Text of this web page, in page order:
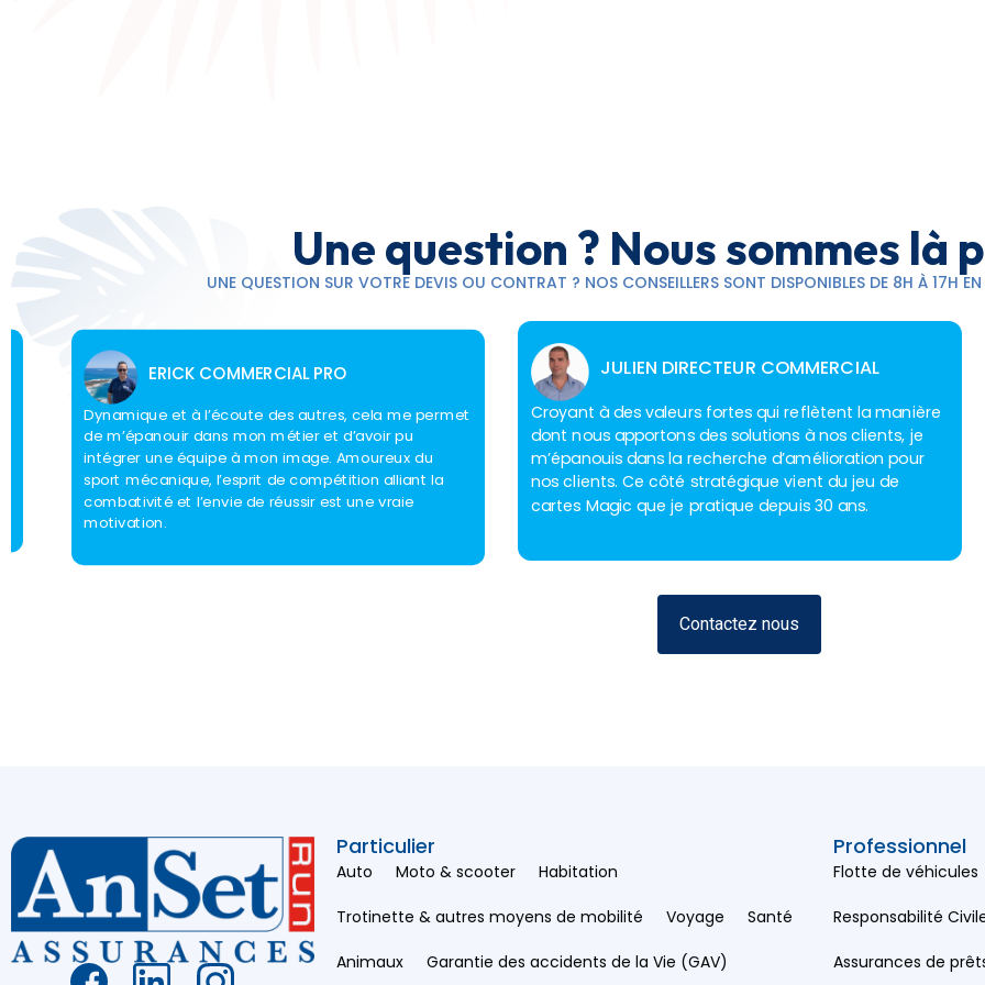
Une question ? Nous sommes là
UNE QUESTION SUR VOTRE DEVIS OU CONTRAT ? NOS CONSEILLERS SONT DISPONIBLES DE 8H À 17H
ERICK COMMERCIAL PRO
Dynamique et à l’écoute des autres, cela me permet
de m’épanouir dans mon métier et d’avoir pu
intégrer une équipe à mon image. Amoureux du
sport mécanique, l’esprit de compétition alliant la
combativité et l’envie de réussir est une vraie
motivation.
JULIEN DIRECTEUR COMMERCIAL
Croyant à des valeurs fortes qui reflètent la manière
dont nous apportons des solutions à nos clients, je
m’épanouis dans la recherche d’amélioration pour
nos clients. Ce côté stratégique vient du jeu de
cartes Magic que je pratique depuis 30 ans.
Contactez nous
Particulier
Auto Moto & scooter Habitation
Trotinette & autres moyens de mobilité Voyage Santé
Animaux Garantie des accidents de la Vie (GAV)
Professionnel
Flotte de véhicules
Responsabilité
Assurances de